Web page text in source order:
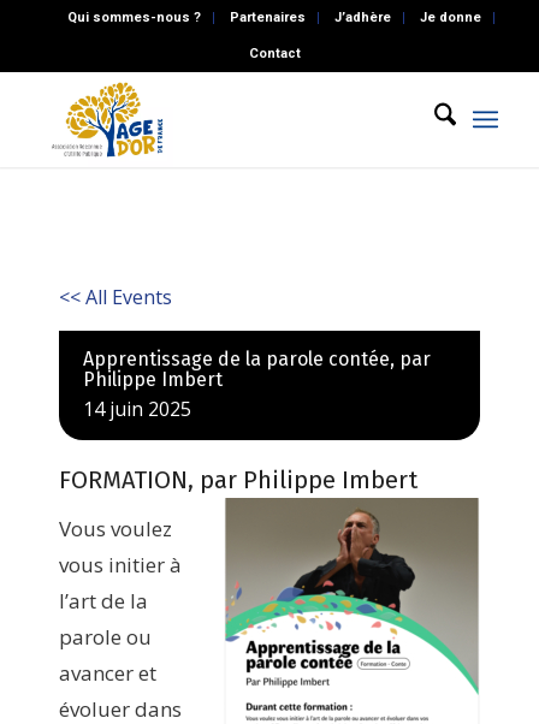
Qui sommes-nous ? Partenaires J’adhère Je donne
Contact
<< All Events
Apprentissage de la parole contée, par
Philippe Imbert
14 juin 2025
FORMATION, par Philippe Imbert
Vous voulez
vous initier à
l’art de la
parole ou
avancer et
évoluer dans